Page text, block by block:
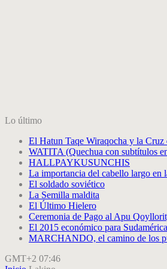
Lo último
El Hatun Taqe Wiraqocha y la Cruz
WATITA (Quechua con subtítulos
HALLPAYKUSUNCHIS
La importancia del cabello largo en
El soldado soviético
La Semilla maldita
El Último Hielero
Ceremonia de Pago al Apu
El 2015 económico para Sudamérica
MARCHANDO, el camino de los
GMT+2 07:46